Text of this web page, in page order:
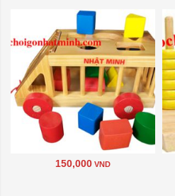
150,000 VND